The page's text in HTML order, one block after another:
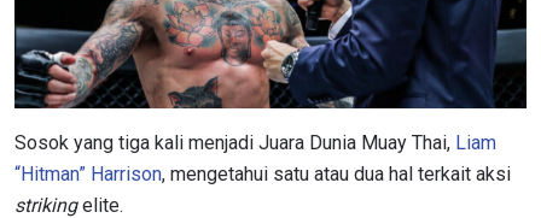
Sosok yang tiga kali menjadi Juara Dunia Muay Thai, Liam
“Hitman” Harrison, mengetahui satu atau dua hal terkait aksi
strikingelite.